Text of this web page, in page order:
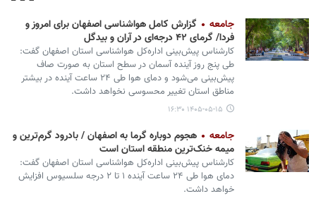
جامعه
گزارش کامل هواشناسی اصفهان برای امروز و
فردا/ گرمای ۴۲ درجه‌ای در آران و بیدگل
کارشناس پیش‌بینی اداره‌کل هواشناسی استان اصفهان گفت:
طی پنج روز آینده آسمان در سطح استان به صورت صاف
پیش‌بینی می‌شود و دمای هوا طی ۲۴ ساعت آینده در بیشتر
مناطق استان تغییر محسوسی نخواهد داشت.
۱۴۰۵-۰۵-۱۵ ۱۶:۳۰
جامعه
هجوم دوباره گرما به اصفهان / بادرود گرم‌ترین و
میمه خنک‌ترین منطقه استان است
کارشناس پیش‌بینی اداره‌کل هواشناسی استان اصفهان گفت:
دمای هوا طی ۲۴ ساعت آینده ۱ تا ۲ درجه سلسیوس افزایش
خواهد داشت.